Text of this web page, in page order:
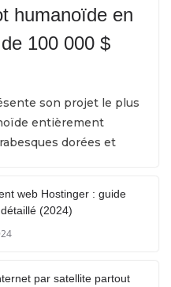
humanoïde en
100 000 $
son projet le plus
entièrement
dorées et
web Hostinger : guide
(2024)
par satellite partout